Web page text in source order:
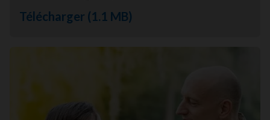
Télécharger (1.1 MB)